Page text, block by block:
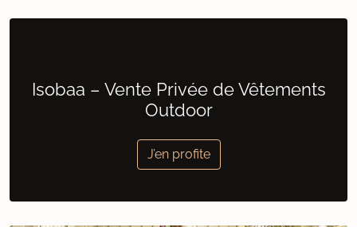
Isobaa – Vente Privée de Vêtements
Outdoor
J’en profite